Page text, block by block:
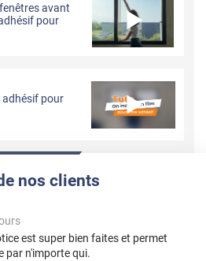
avant
pour
adhésif pour
nos clients
est super bien faites et permet
par n'importe qui.